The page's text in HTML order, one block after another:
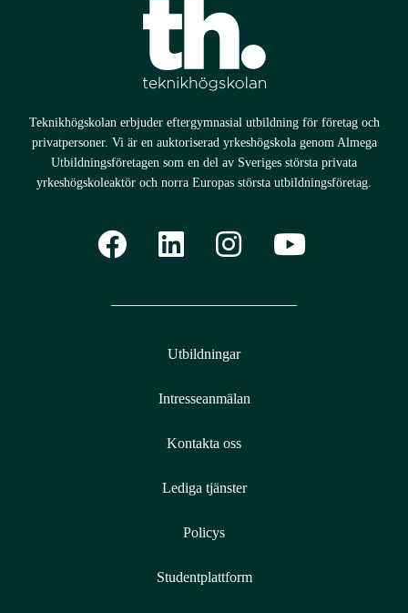
Teknikhögskolan erbjuder eftergymnasial utbildning för företag och
privatpersoner. Vi är en auktoriserad yrkeshögskola genom Almega
Utbildningsföretagen som en del av Sveriges största privata
yrkeshögskoleaktör och norra Europas största utbildningsföretag.
Utbildningar
Intresseanmälan
Kontakta oss
Lediga tjänster
Policys
Studentplattform